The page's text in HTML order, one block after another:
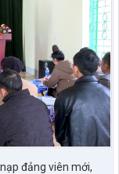
đảng viên mới,